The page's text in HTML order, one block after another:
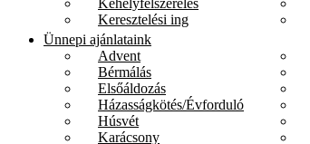
Keresztelési ing
Ünnepi ajánlataink
Advent
Bérmálás
Elsőáldozás
Házasságkötés/Évforduló
Húsvét
Karácsony